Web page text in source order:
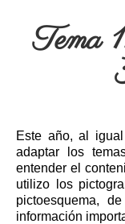
Tema
Este año, al
adaptar los
entender el
utilizo los
pictoesquema,
información